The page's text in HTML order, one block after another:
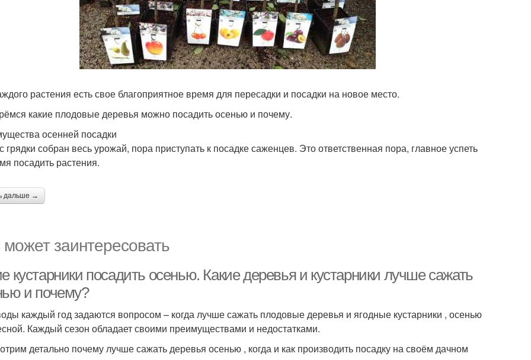
растения есть свое благоприятное время для пересадки и посадки на новое место.
какие плодовые деревья можно посадить осенью и почему.
осенней посадки
грядки собран весь урожай, пора приступать к посадке саженцев. Это ответственная пора, главное успеть
посадить растения.
дальше →
заинтересовать
кустарники посадить осенью. Какие деревья и кустарники лучше сажать
и почему?
каждый год задаются вопросом – когда лучше сажать плодовые деревья и ягодные кустарники , осенью
Каждый сезон обладает своими преимуществами и недостатками.
детально почему лучше сажать деревья осенью , когда и как производить посадку на своём дачном